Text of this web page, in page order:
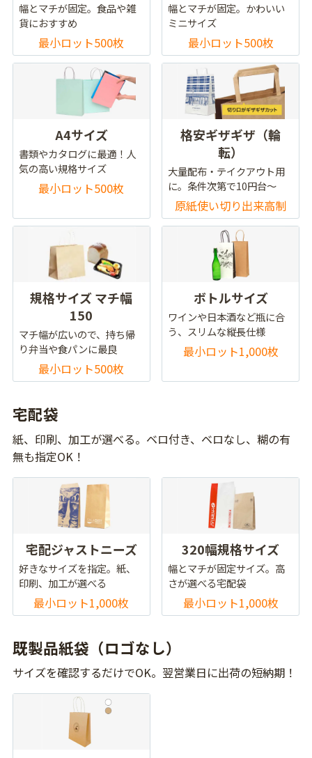
幅とマチが固定。食品や雑
貨におすすめ
最小ロット500枚
幅とマチが固定。かわいい
ミニサイズ
最小ロット500枚
A4サイズ
書類やカタログに最適！人
気の高い規格サイズ
最小ロット500枚
格安ギザギザ（輪
転）
大量配布・テイクアウト用
に。条件次第で10円台～
原紙使い切り出来高制
規格サイズ マチ幅
150
マチ幅が広いので、持ち帰
り弁当や食パンに最良
最小ロット500枚
ボトルサイズ
ワインや日本酒など瓶に合
う、スリムな縦長仕様
最小ロット1,000枚
宅配袋
紙、印刷、加工が選べる。ベロ付き、ベロなし、糊の有
無も指定OK！
宅配ジャストニーズ
好きなサイズを指定。紙、
印刷、加工が選べる
最小ロット1,000枚
320幅規格サイズ
幅とマチが固定サイズ。高
さが選べる宅配袋
最小ロット1,000枚
既製品紙袋（ロゴなし）
サイズを確認するだけでOK。翌営業日に出荷の短納期！